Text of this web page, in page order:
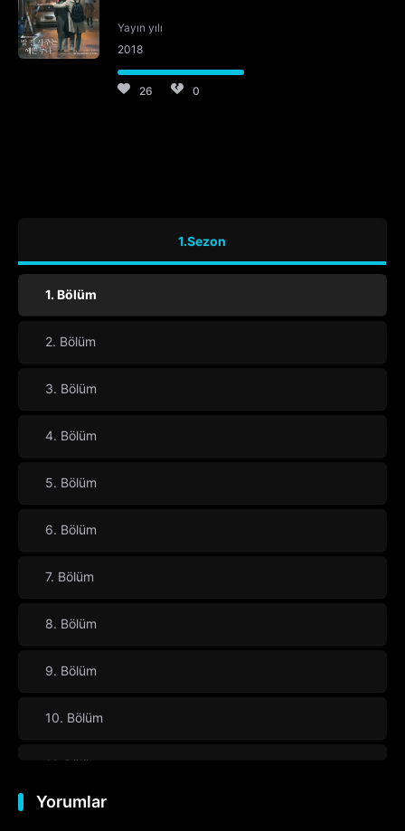
Yayın yılı
2018
26 0
1.Sezon
1. Bölüm
2. Bölüm
3. Bölüm
4. Bölüm
5. Bölüm
6. Bölüm
7. Bölüm
8. Bölüm
9. Bölüm
10. Bölüm
11. Bölüm
12. Bölüm
Yorumlar